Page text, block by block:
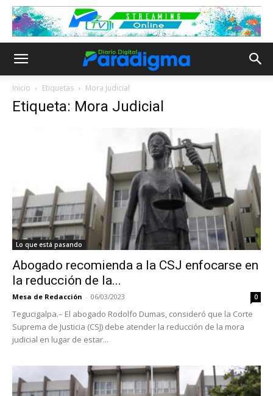
Inicio Etiquetas Mora Judicial
Etiqueta: Mora Judicial
Lo que está pasando
Abogado recomienda a la CSJ enfocarse en
la reducción de la...
Mesa de Redacción - 06/03/2023 0
Tegucigalpa.– El abogado Rodolfo Dumas, consideró que la Corte
Suprema de Justicia (CSJ) debe atender la reducción de la mora
judicial en lugar de estar...